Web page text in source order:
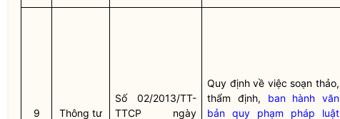
9 Thông tư
Số 02/2013/TT-
TTCP ngày
Quy định về việc soạn thảo,
thẩm định, ban hành văn
bản quy phạm pháp luật